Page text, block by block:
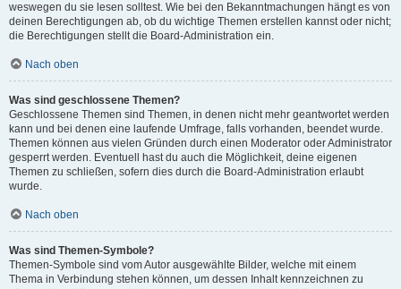
weswegen du sie lesen solltest. Wie bei den Bekanntmachungen hängt es von
deinen Berechtigungen ab, ob du wichtige Themen erstellen kannst oder nicht;
die Berechtigungen stellt die Board-Administration ein.
Nach oben
Was sind geschlossene Themen?
Geschlossene Themen sind Themen, in denen nicht mehr geantwortet werden
kann und bei denen eine laufende Umfrage, falls vorhanden, beendet wurde.
Themen können aus vielen Gründen durch einen Moderator oder Administrator
gesperrt werden. Eventuell hast du auch die Möglichkeit, deine eigenen
Themen zu schließen, sofern dies durch die Board-Administration erlaubt
wurde.
Nach oben
Was sind Themen-Symbole?
Themen-Symbole sind vom Autor ausgewählte Bilder, welche mit einem
Thema in Verbindung stehen können, um dessen Inhalt kennzeichnen zu